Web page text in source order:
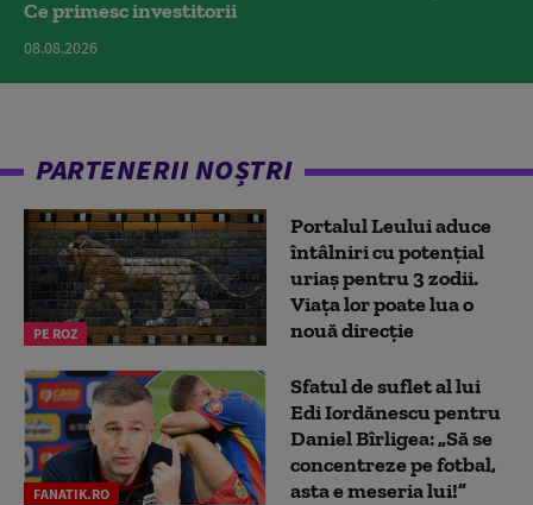
Ce primesc investitorii
08.08.2026
PARTENERII NOȘTRI
PE ROZ
Portalul Leului aduce
întâlniri cu potențial
uriaș pentru 3 zodii.
Viața lor poate lua o
nouă direcție
FANATIK.RO
Sfatul de suflet al lui
Edi Iordănescu pentru
Daniel Bîrligea: „Să se
concentreze pe fotbal,
asta e meseria lui!”